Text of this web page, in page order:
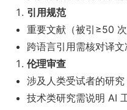
引用规范
重要文献（被引≥50
跨语言引用需核对译
伦理审查
涉及人类受试者的研
技术类研究需说明 AI